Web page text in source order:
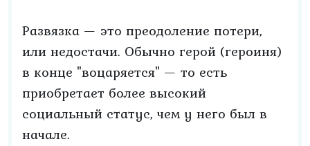
Развязка — это преодоление потери,
или недостачи. Обычно герой (героиня)
в конце "воцаряется" — то есть
приобретает более высокий
социальный статус, чем у него был в
начале.